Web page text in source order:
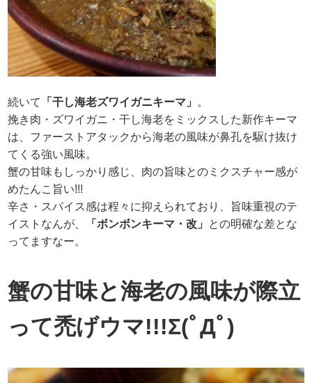
続いて 「干し海老ズワイガニキーマ」
。
挽き肉・ズワイガニ・干し海老をミックスした新作キーマ
は、ファーストアタックから海老の風味が鼻孔を駆け抜け
てくる強い風味。
蟹の甘味もしっかり感じ、肉の旨味とのミクスチャー感が
めたんこ旨い!!!
辛さ・スパイス感は程々に抑えられており、旨味重視のテ
イストなんが、
「ボンボンキーマ・改」
との明確な差とな
ってますなー。
蟹の甘味と海老の風味が際立
って禿げウマ!!!Σ(ﾟДﾟ)